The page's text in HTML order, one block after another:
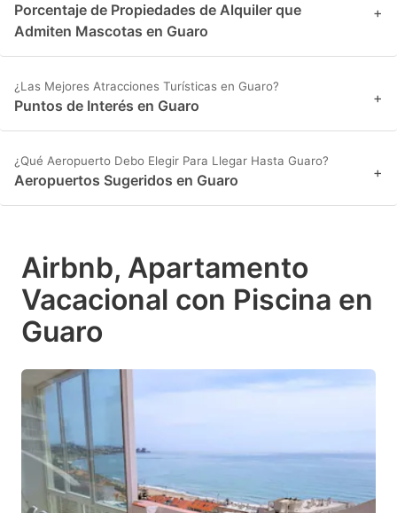
Porcentaje de Propiedades de Alquiler que
Admiten Mascotas en Guaro
+
¿Las Mejores Atracciones Turísticas en Guaro?
Puntos de Interés en Guaro +
¿Qué Aeropuerto Debo Elegir Para Llegar Hasta Guaro?
Aeropuertos Sugeridos en Guaro +
Airbnb, Apartamento
Vacacional con Piscina en
Guaro